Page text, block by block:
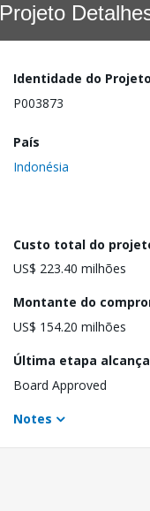
Projeto
Identidade do Projeto
P003873
País
Indonésia
Custo total do
US$ 223.40 milhões
Montante do
US$ 154.20 milhões
Última etapa
Board Approved
Notes